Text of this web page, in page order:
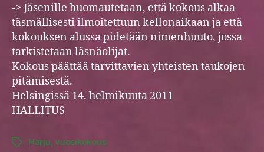
-> Jäsenille huomautetaan, että kokous alkaa
täsmällisesti ilmoitettuun kellonaikaan ja että
kokouksen alussa pidetään nimenhuuto, jossa
tarkistetaan läsnäolijat.
Kokous päättää tarvittavien yhteisten taukojen
pitämisestä.
Helsingissä 14. helmikuuta 2011
HALLITUS
TagsHarju ,vuosikokous